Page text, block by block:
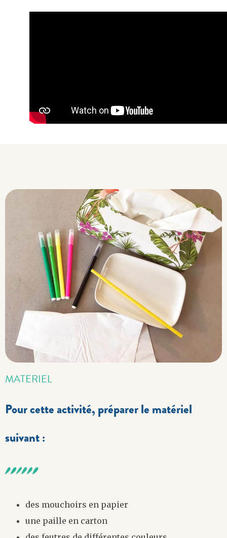
MATERIEL
Pour cette activité, préparer le matériel
suivant :
des mouchoirs en papier
une paille en carton